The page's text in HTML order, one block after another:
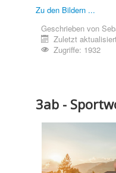
Zu den Bildern ...
Geschrieben von
Zuletzt
Zugriffe: 1932
3ab -